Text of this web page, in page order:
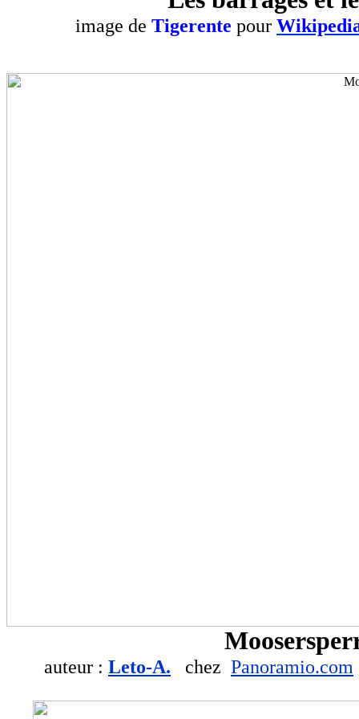
image de Tigerente pour
auteur : Leto-A. chez Panoramio.com